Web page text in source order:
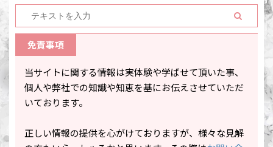
免責事項
当サイトに関する情報は実体験や学ばせて頂いた事、
個人や弊社での知識や知恵を基にお伝えさせていただ
いております。
正しい情報の提供を心がけておりますが、様々な見解